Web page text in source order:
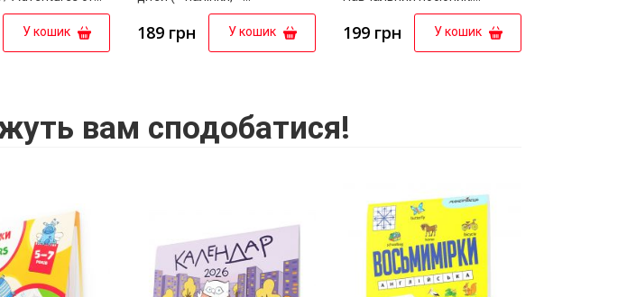
(серія
текст”)
У кошик
аудіозаписи)
189 грн У кошик 199 грн У кошик
вам сподобатися!